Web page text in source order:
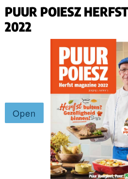
PUUR POIESZ
2022